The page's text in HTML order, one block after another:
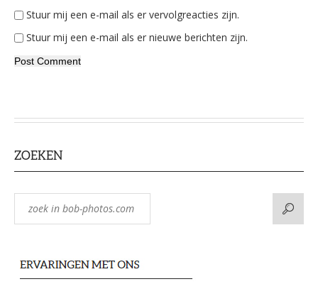
Stuur mij een e-mail als er vervolgreacties zijn.
Stuur mij een e-mail als er nieuwe berichten zijn.
ZOEKEN